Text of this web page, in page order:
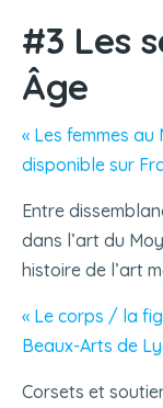
#3 Les
Âge
« Les femmes au
disponible sur
Entre
dans l’art du
histoire de l’art
« Le corps / la
Beaux-Arts de
Corsets et